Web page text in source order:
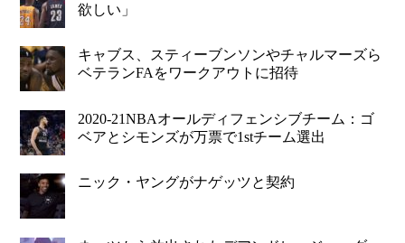
欲しい」
キャブス、スティーブンソンやチャルマーズら
ベテランFAをワークアウトに招待
2020-21NBAオールディフェンシブチーム：ゴ
ベアとシモンズが万票で1stチーム選出
ニック・ヤングがナゲッツと契約